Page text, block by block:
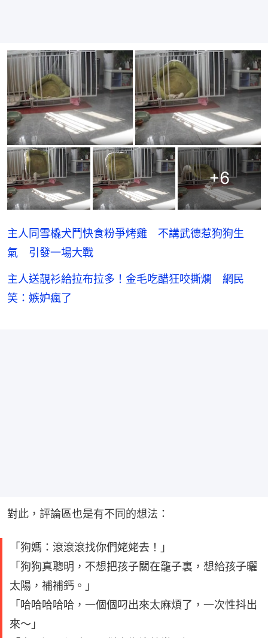
+6
主人同雪橇犬鬥快食粉爭烤雞 不講武德惹狗狗生
氣 引發一場大戰
主人送靚衫給拉布拉多！金毛吃醋狂咬撕爛 網民
笑：嫉妒瘋了
對此，評論區也是有不同的想法：
「狗媽：滾滾滾找你們姥姥去！」
「狗狗真聰明，不想把孩子關在籠子裏，想給孩子曬
太陽，補補鈣。」
「哈哈哈哈哈，一個個叼出來太麻煩了，一次性抖出
來～」